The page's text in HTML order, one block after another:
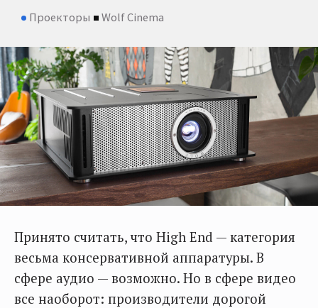
Проекторы Wolf Cinema
Принято считать, что High End — категория
весьма консервативной аппаратуры. В
сфере аудио — возможно. Но в сфере видео
все наоборот: производители дорогой